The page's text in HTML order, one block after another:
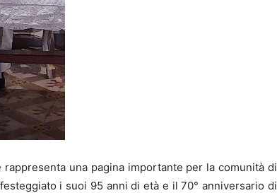
rappresenta una pagina importante per la comunità di
i suoi 95 anni di età e il 70° anniversario di